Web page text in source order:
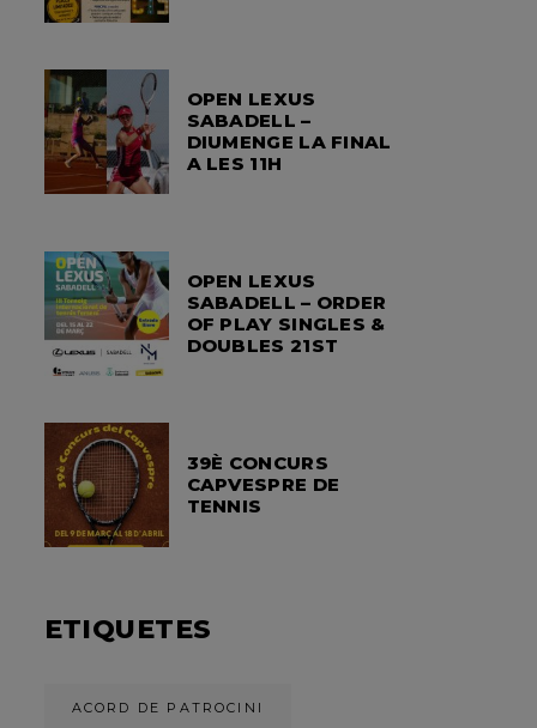
OPEN LEXUS
SABADELL –
DIUMENGE LA FINAL
A LES 11H
OPEN LEXUS
SABADELL – ORDER
OF PLAY SINGLES &
DOUBLES 21ST
39È CONCURS
CAPVESPRE DE
TENNIS
ETIQUETES
ACORD DE PATROCINI